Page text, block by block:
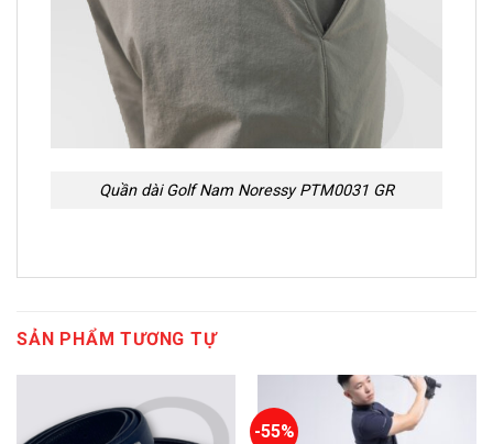
Quần dài Golf Nam Noressy PTM0031 GR
SẢN PHẨM TƯƠNG TỰ
-55%